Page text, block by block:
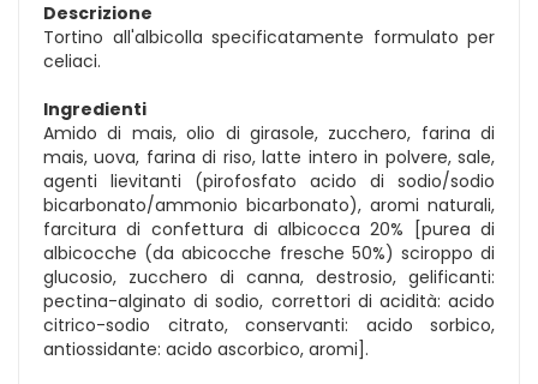
Descrizione
Tortino all'albicolla specificatamente formulato per
celiaci.
Ingredienti
Amido di mais, olio di girasole, zucchero, farina di
mais, uova, farina di riso, latte intero in polvere, sale,
agenti lievitanti (pirofosfato acido di sodio/sodio
bicarbonato/ammonio bicarbonato), aromi naturali,
farcitura di confettura di albicocca 20% [purea di
albicocche (da abicocche fresche 50%) sciroppo di
glucosio, zucchero di canna, destrosio, gelificanti:
pectina-alginato di sodio, correttori di acidità: acido
citrico-sodio citrato, conservanti: acido sorbico,
antiossidante: acido ascorbico, aromi].